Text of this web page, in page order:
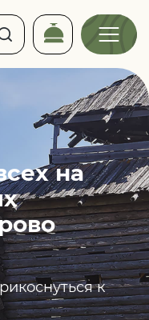
на
к